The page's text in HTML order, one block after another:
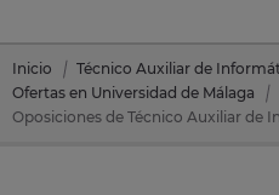
Inicio
Técnico Auxiliar de
Ofertas en Universidad de Málaga